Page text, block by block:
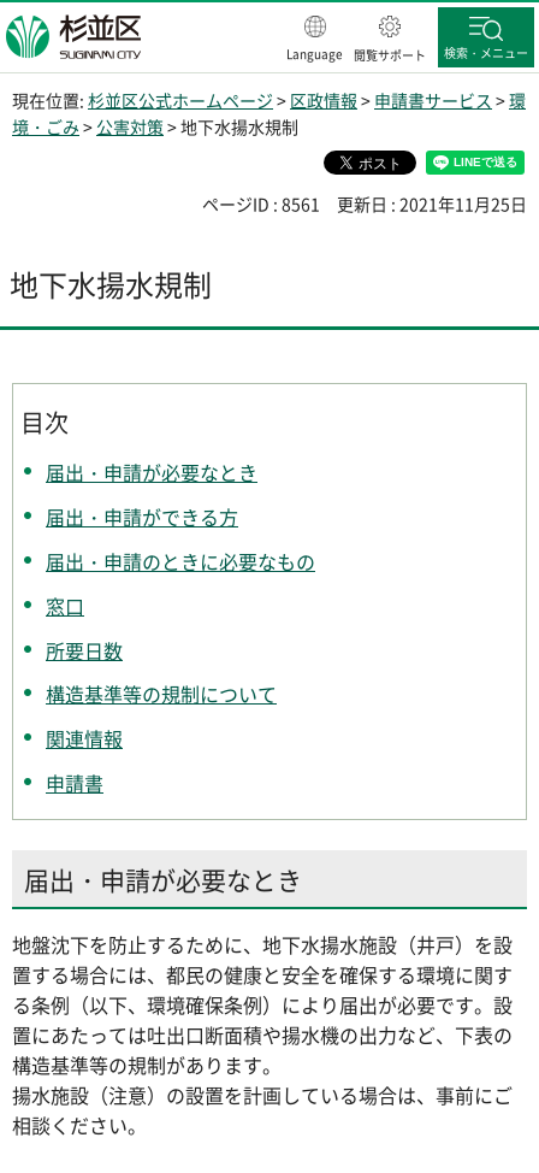
杉並区
Language 閲覧サポート 検索・メニュー
現在位置: 杉並区公式ホームページ > 区政情報 > 申請書サービス >環
境・ごみ > 公害対策 > 地下水揚水規制
ページID : 8561 更新日 : 2021年11月25日
地下水揚水規制
目次
届出・申請が必要なとき
届出・申請ができる方
届出・申請のときに必要なもの
窓口
所要日数
構造基準等の規制について
関連情報
申請書
届出・申請が必要なとき
地盤沈下を防止するために、地下水揚水施設（井戸）を設
置する場合には、都民の健康と安全を確保する環境に関す
る条例（以下、環境確保条例）により届出が必要です。設
置にあたっては吐出口断面積や揚水機の出力など、下表の
構造基準等の規制があります。
揚水施設（注意）の設置を計画している場合は、事前にご
相談ください。